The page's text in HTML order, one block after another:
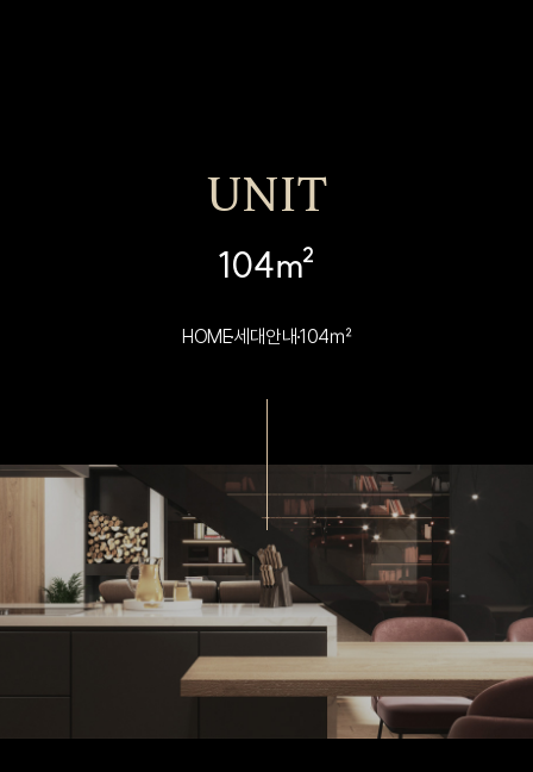
UNIT
104㎡
HOME세대안내104㎡